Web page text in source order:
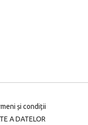
și condiții
A DATELOR